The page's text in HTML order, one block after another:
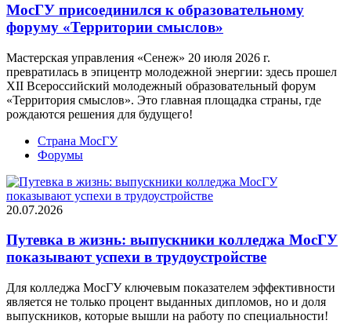
МосГУ присоединился к образовательному
форуму «Территории смыслов»
Мастерская управления «Сенеж» 20 июля 2026 г.
превратилась в эпицентр молодежной энергии: здесь прошел
XII Всероссийский молодежный образовательный форум
«Территория смыслов». Это главная площадка страны, где
рождаются решения для будущего!
Страна МосГУ
Форумы
20.07.2026
Путевка в жизнь: выпускники колледжа МосГУ
показывают успехи в трудоустройстве
Для колледжа МосГУ ключевым показателем эффективности
является не только процент выданных дипломов, но и доля
выпускников, которые вышли на работу по специальности!